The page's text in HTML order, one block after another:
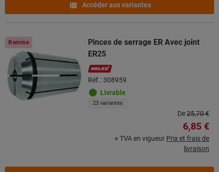
Accéder aux variantes
Remise
Pinces de serrage ER Avec joint
ER25
Réf.: 308959
Livrable
23 variantes
De25,70 €
6,85 €
+ TVA en vigueur Prix et frais de
livraison